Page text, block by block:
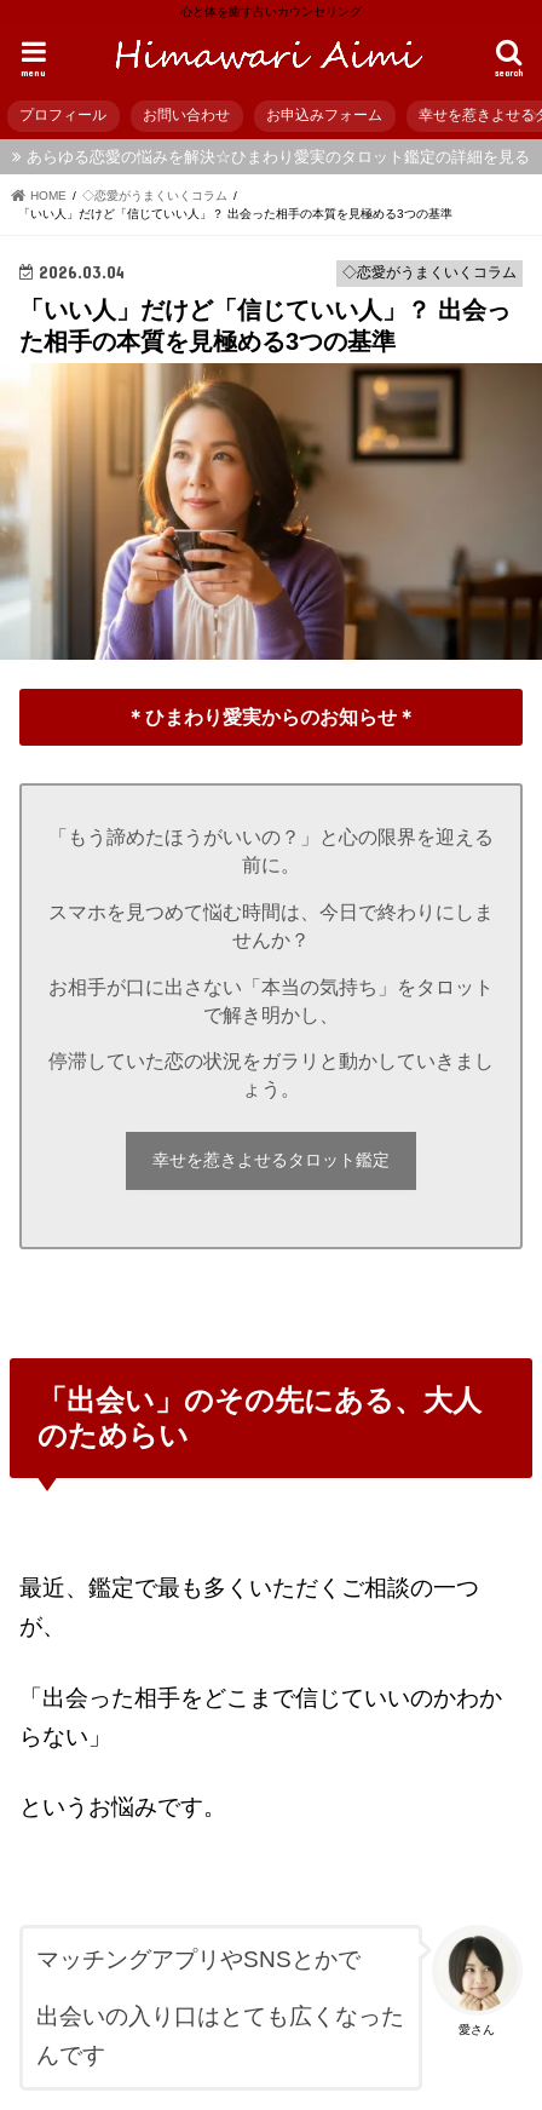
心と体を癒す占いカウンセリング
search
menu
プロフィール お問い合わせ お申込みフォーム 幸せを惹きよせる
あらゆる恋愛の悩みを解決☆ひまわり愛実のタロット鑑定の詳細を見る
HOME
◇恋愛がうまくいくコラム
「いい人」だけど「信じていい人」？ 出会った相手の本質を見極める3つの基準
◇恋愛がうまくいくコラム
2026.03.04
「いい人」だけど「信じていい人」？ 出会っ
た相手の本質を見極める3つの基準
＊ひまわり愛実からのお知らせ＊
「もう諦めたほうがいいの？」と心の限界を迎える
前に。
スマホを見つめて悩む時間は、今日で終わりにしま
せんか？
お相手が口に出さない「本当の気持ち」をタロット
で解き明かし、
停滞していた恋の状況をガラリと動かしていきまし
ょう。
幸せを惹きよせるタロット鑑定
「出会い」のその先にある、大人
のためらい
最近、鑑定で最も多くいただくご相談の一つ
が、
「出会った相手をどこまで信じていいのかわか
らない」
というお悩みです。
愛さん
マッチングアプリやSNSとかで
出会いの入り口はとても広くなった
んです